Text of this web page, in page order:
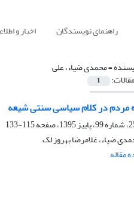
راهنمای نویسندگان اخبار و
=محمدی ضیاء، علی
1
مردم در کلام سیاسی سنتی شیعه
115-133
ضیاء، غلامرضا بهروز لک
مقاله